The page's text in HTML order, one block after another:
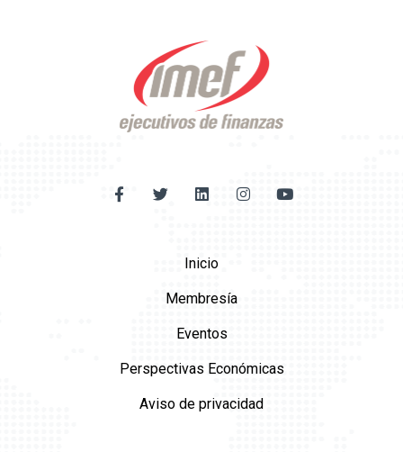
Inicio
Membresía
Eventos
Perspectivas Económicas
Aviso de privacidad